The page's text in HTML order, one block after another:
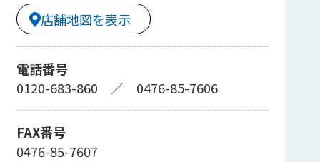
店舗地図を表示
電話番号
0120-683-860 ／ 0476-85-7606
FAX番号
0476-85-7607